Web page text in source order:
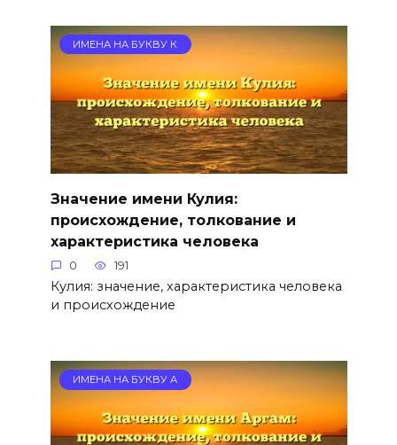
ИМЕНА НА БУКВУ К
Значение имени Кулия:
происхождение, толкование и
характеристика человека
0 191
Кулия: значение, характеристика человека
и происхождение
ИМЕНА НА БУКВУ А